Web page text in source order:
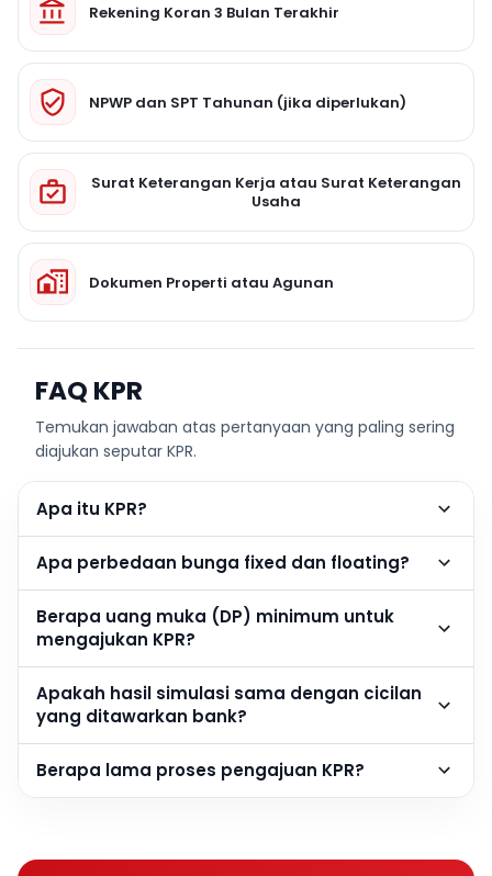
Rekening Koran 3 Bulan Terakhir
NPWP dan SPT Tahunan (jika diperlukan)
Surat Keterangan Kerja atau Surat Keterangan
Usaha
Dokumen Properti atau Agunan
FAQ KPR
Temukan jawaban atas pertanyaan yang paling sering
diajukan seputar KPR.
Apa itu KPR?
Apa perbedaan bunga fixed dan floating?
Berapa uang muka (DP) minimum untuk
mengajukan KPR?
Apakah hasil simulasi sama dengan cicilan
yang ditawarkan bank?
Berapa lama proses pengajuan KPR?